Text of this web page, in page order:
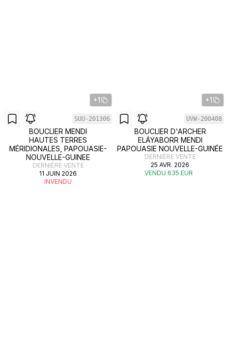
+1
SUU-201306
BOUCLIER MENDI
HAUTES TERRES
MÉRIDIONALES, PAPOUASIE-
NOUVELLE-GUINEE
DERNIÈRE VENTE
11 JUIN 2026
INVENDU
+1
UVW-200408
BOUCLIER D'ARCHER
ELÁYABORR MENDI
PAPOUASIE NOUVELLE-GUINÉE
DERNIÈRE VENTE
25 AVR. 2026
VENDU 635 EUR